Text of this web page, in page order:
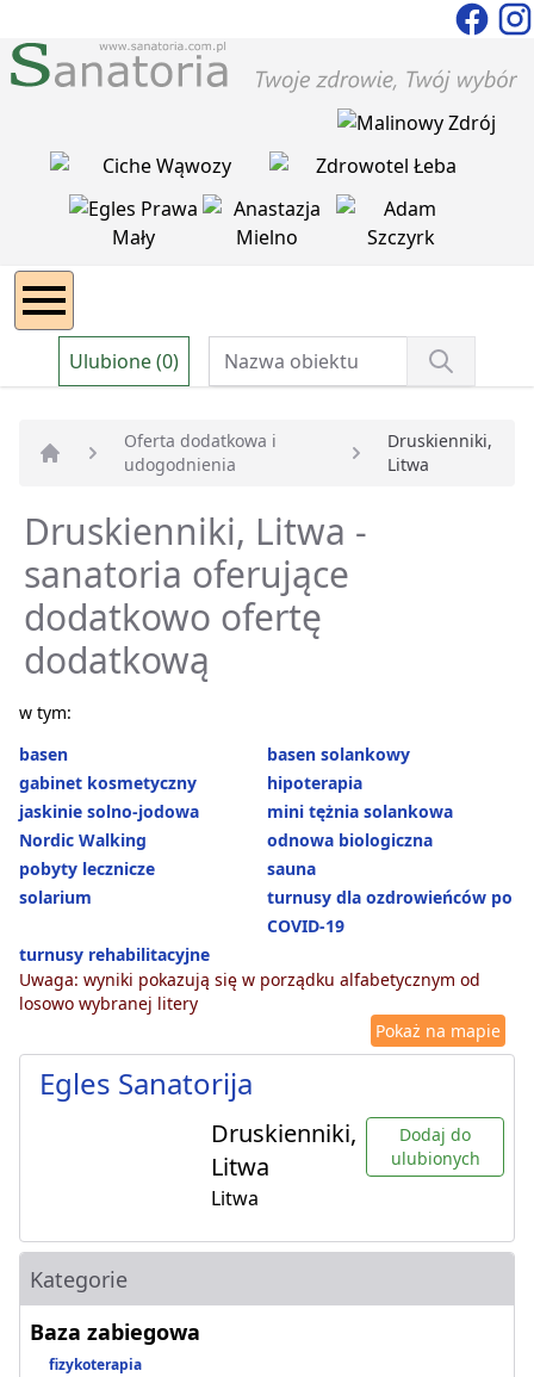
Ulubione (0)
Strona główna
Oferta dodatkowa i
udogodnienia
Druskienniki,
Litwa
Druskienniki, Litwa -
sanatoria oferujące
dodatkowo ofertę
dodatkową
w tym:
basen
basen solankowy
gabinet kosmetyczny
hipoterapia
jaskinie solno-jodowa
mini tężnia solankowa
Nordic Walking
odnowa biologiczna
pobyty lecznicze
sauna
solarium
turnusy dla ozdrowieńców po
COVID-19
turnusy rehabilitacyjne
Uwaga: wyniki pokazują się w porządku alfabetycznym od
losowo wybranej litery
Pokaż na mapie
Egles Sanatorija
Druskienniki,
Litwa
Litwa
Dodaj do
ulubionych
Kategorie
Baza zabiegowa
fizykoterapia